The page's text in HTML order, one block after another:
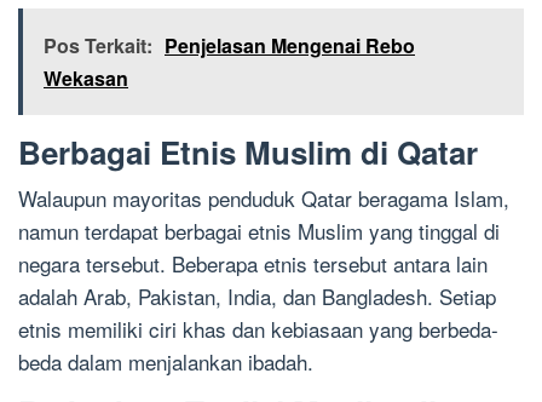
Pos Terkait: Penjelasan Mengenai Rebo
Wekasan
Berbagai Etnis Muslim di Qatar
Walaupun mayoritas penduduk Qatar beragama Islam,
namun terdapat berbagai etnis Muslim yang tinggal di
negara tersebut. Beberapa etnis tersebut antara lain
adalah Arab, Pakistan, India, dan Bangladesh. Setiap
etnis memiliki ciri khas dan kebiasaan yang berbeda-
beda dalam menjalankan ibadah.